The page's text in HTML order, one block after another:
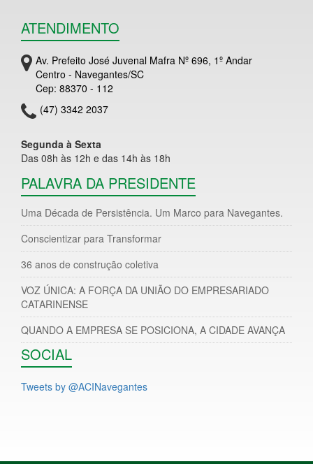
ATENDIMENTO
Av. Prefeito José Juvenal Mafra Nº 696, 1º Andar
Centro - Navegantes/SC
Cep: 88370 - 112
(47) 3342 2037
Segunda à Sexta
Das 08h às 12h e das 14h às 18h
PALAVRA DA PRESIDENTE
Uma Década de Persistência. Um Marco para Navegantes.
Conscientizar para Transformar
36 anos de construção coletiva
VOZ ÚNICA: A FORÇA DA UNIÃO DO EMPRESARIADO
CATARINENSE
QUANDO A EMPRESA SE POSICIONA, A CIDADE AVANÇA
SOCIAL
Tweets by @ACINavegantes